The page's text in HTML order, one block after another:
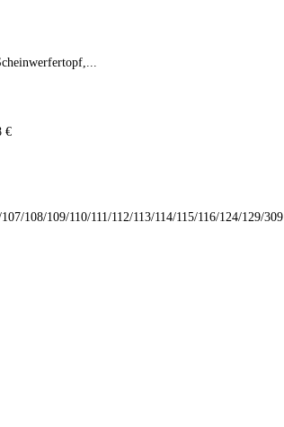
€
108/109/110/111/112/113/114/115/116/124/129/309